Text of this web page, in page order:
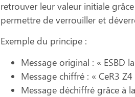
retrouver leur valeur initiale
permettre de verrouiller et
Exemple du principe :
Message original : « ESBD
Message chiffré : « CeR3
Message déchiffré grâce à